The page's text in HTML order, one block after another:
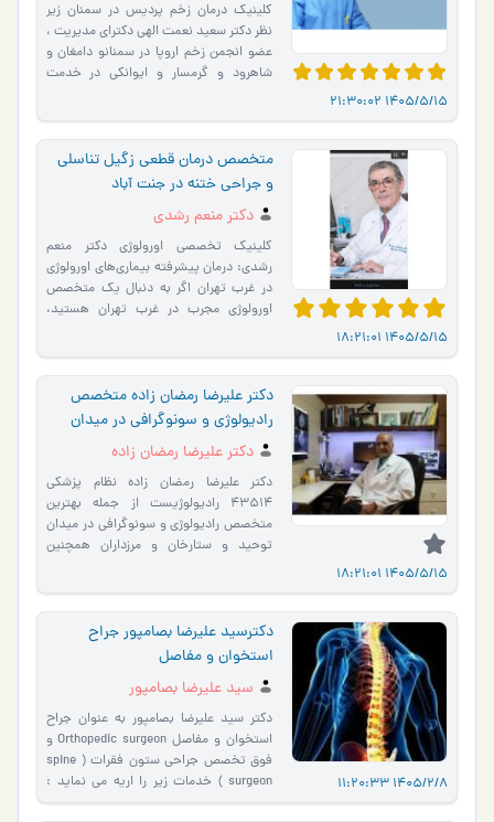
1405/5/15 21:30:02
کلینیک درمان زخم پردیس در سمنان زیر
نظر دکتر سعید نعمت الهی دکترای مدیریت ،
عضو انجمن زخم اروپا در سمنانو دامغان و
شاهرود و گرمسار و ایوانکی در خدمت
1405/5/15 18:21:01
متخصص درمان قطعی زگیل تناسلی
و جراحی ختنه در جنت آباد
دکتر منعم رشدی
کلینیک تخصصی اورولوژی دکتر منعم
رشدی: درمان پیشرفته بیماری‌های اورولوژی
در غرب تهران اگر به دنبال یک متخصص
اورولوژی مجرب در غرب تهران هستید،
1405/5/15 18:21:01
دکتر علیرضا رمضان زاده متخصص
رادیولوژی و سونوگرافی در میدان
توحیددکتر علیرضا رمضان زاده
دکتر علیرضا رمضان زاده نظام پزشکی
43514 رادیولوژیست از جمله بهترین
متخصص رادیولوژی و سونوگرافی در میدان
توحید و ستارخان و مرزداران همچنین
1405/2/8 11:20:33
دکترسید علیرضا بصامپور جراح
استخوان و مفاصل
سید علیرضا بصامپور
دکتر سید علیرضا بصامپور به عنوان جراح
استخوان و مفاصل Orthopedic surgeon و
فوق تخصص جراحی ستون فقرات ( spine
surgeon ) خدمات زیر را اریه می نماید :
امکان ویزیت آنلاین به صورت تماس تلف…